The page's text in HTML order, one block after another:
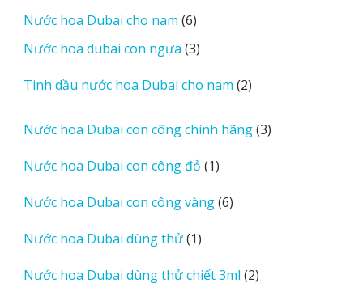
Nước hoa Dubai cho nam 66
sản
phẩm
Nước hoa dubai con ngựa 33
phẩm
Tinh dầu nước hoa Dubai cho nam 22
phẩm
Nước hoa Dubai con công chính hãng 33
Nước hoa Dubai con công đỏ 11
phẩm
Nước hoa Dubai con công vàng 66
Nước hoa Dubai dùng thử 11
phẩm
Nước hoa Dubai dùng thử chiết 3ml 22